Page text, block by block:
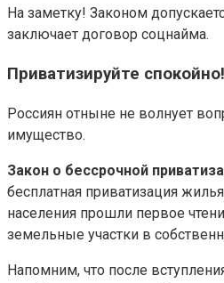
На заметку! Законом
заключает договор соцнайма.
Приватизируйте спокойно!
Россиян отныне не волнует
имущество.
Закон о бессрочной
бесплатная приватизация
населения прошли первое
земельные участки в
Напомним, что после